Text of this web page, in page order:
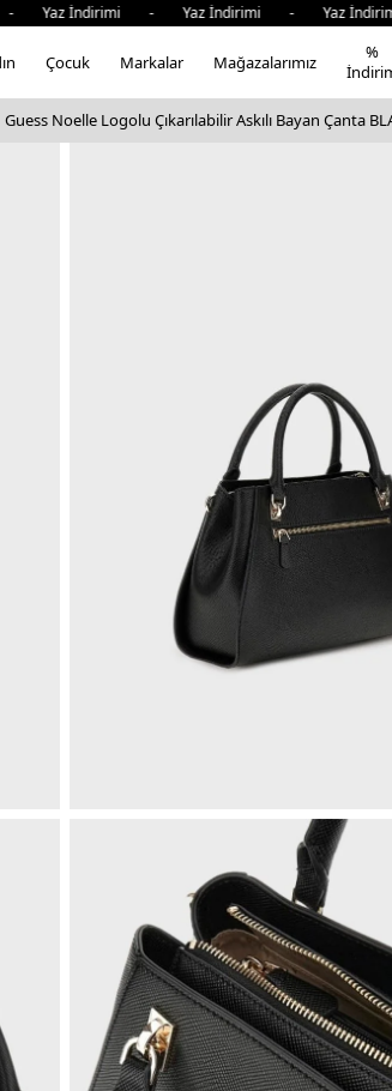
İndirimi - Yaz İndirimi - Yaz
Çocuk Markalar Mağazalarımız
%
Guess Noelle Logolu Çıkarılabilir Askılı Bayan Çanta